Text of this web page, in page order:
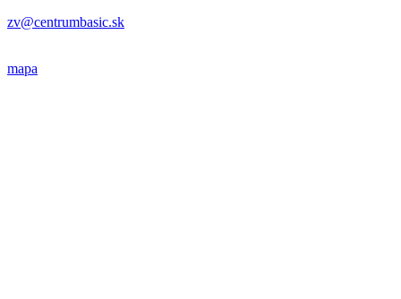
zv@centrumbasic.sk
mapa